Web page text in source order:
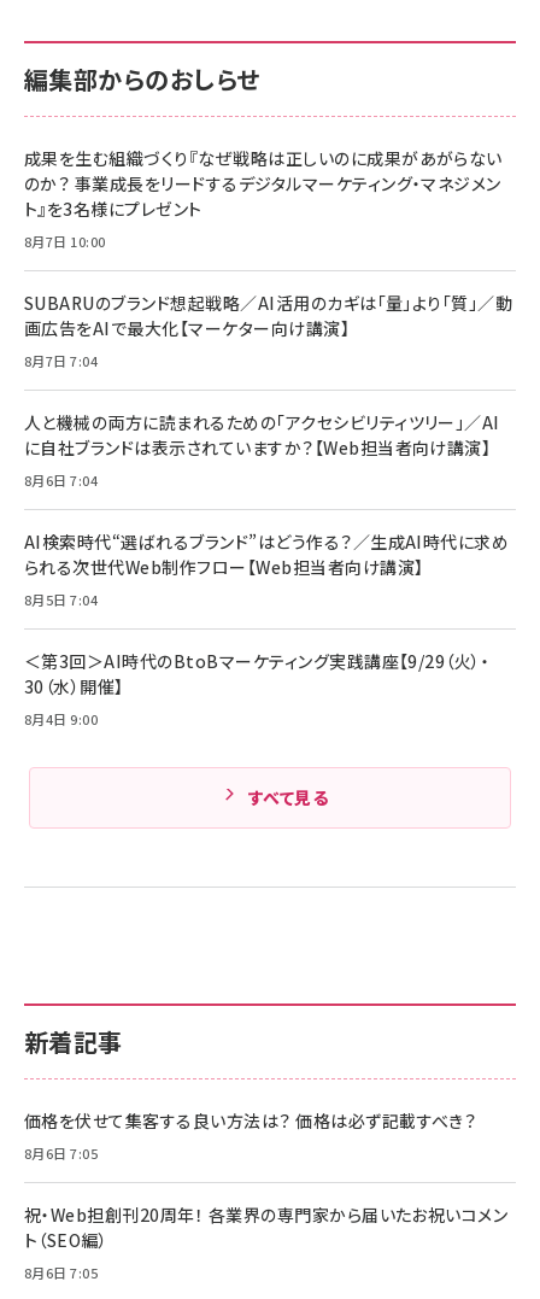
￥880
anan(アンアン)2026/06/24号 No.2500増
刊 スペシャルエディション[王道エンタメの矜
￥1,100
anan(アンアン)2026/07/08号 No.2502[2026
￥880
ママ投資家が育休中に１億貯めた株式投資
組織の成果を最大化する ルールのデザイン
￥1,980
Amazonランキングをもっと見る
内サポート正規品 メーカー保証5年
KLMEA128G
NIMASO ガラスフィルム iPhone 17 用 保護
止 貼りやすい ガイド枠付き いPhone17 (6.3
インチ) 対応 2枚セット DSP25F1698
￥1,599
￥6,980
全ワイヤレスイヤホン/アクティブノイズキャンセリ
技術基準適合】ブラック
￥5,990
ケーブル Anker絡まないケーブル 240W 結束バン
ド付き USB PD対応 シリコン素材採用 iPhone
17 / 16 / 15 / Galaxy iPad Pro MacBook
Pro/Air 各種対応 (1.8m ミッドナイトブラック)
￥1,890
内サポート正規品 メーカー保証5年
KLMEA128G
Amazon eギフトカード - Amazonロゴ - ク
￥5,000
Anker PowerLine III Flow USB-C & USB-C
Pro/Air 各種対応 (1.8m ミッドナイトブラック)
￥1,890
サッポロ 生ビール 黒ラベル 350ml 缶 24本 ビー
ル ケース買い【6/30応募〆切! 黒ラベルビヤセラー
￥4,857
新着記事
価格を伏せて集客する良い方法は？ 価格は必ず記載すべき？
8月6日 7:05
祝・Web担創刊20周年！ 各業界の専門家から届いたお祝いコメン
ト（SEO編）
8月6日 7:05
編集部からのおしらせ
成果を生む組織づくり『なぜ戦略は正しいのに成果があがらない
のか？ 事業成長をリードするデジタルマーケティング・マネジメン
ト』を3名様にプレゼント
8月7日 10:00
SUBARUのブランド想起戦略／AI活用のカギは「量」より「質」／動
画広告をAIで最大化【マーケター向け講演】
8月7日 7:04
人と機械の両方に読まれるための「アクセシビリティツリー」／AI
に自社ブランドは表示されていますか？【Web担当者向け講演】
8月6日 7:04
AI検索時代“選ばれるブランド”はどう作る？／生成AI時代に求め
られる次世代Web制作フロー【Web担当者向け講演】
8月5日 7:04
＜第3回＞AI時代のBtoBマーケティング実践講座【9/29（火）・
30（水）開催】
8月4日 9:00
すべて見る